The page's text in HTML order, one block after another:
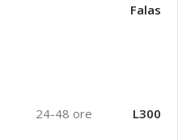
Falas
24-48 ore L300